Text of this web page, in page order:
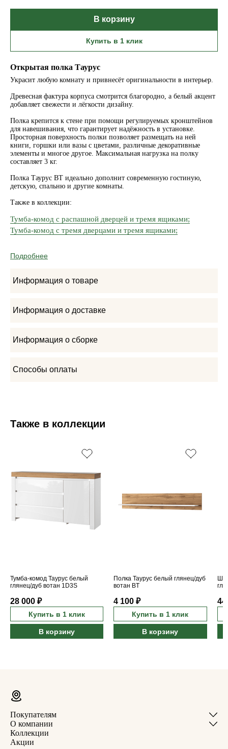
В корзину
Купить в 1 клик
Открытая полка Таурус
Украсит любую комнату и привнесёт оригинальности в интерьер.
Древесная фактура корпуса смотрится благородно, а белый акцент
добавляет свежести и лёгкости дизайну.
Полка крепится к стене при помощи регулируемых кронштейнов
для навешивания, что гарантирует надёжность в установке.
Просторная поверхность полки позволяет размещать на ней
книги, горшки или вазы с цветами, различные декоративные
элементы и многое другое. Максимальная нагрузка на полку
составляет 3 кг.
Полка Таурус BT идеально дополнит современную гостиную,
детскую, спальню и другие комнаты.
Также в коллекции:
Тумба-комод с распашной дверцей и тремя ящиками;
Тумба-комод с тремя дверцами и тремя ящиками;
Подробнее
Информация о товаре
Информация о доставке
Информация о сборке
Способы оплаты
Также в коллекции
Тумба-комод Таурус белый
глянец/дуб вотан 1D3S
28 000 ₽
Купить в 1 клик
В корзину
Полка Таурус белый глянец/дуб
вотан BT
4 100 ₽
Купить в 1 клик
В корзину
44
Покупателям
О компании
Коллекции
Акции